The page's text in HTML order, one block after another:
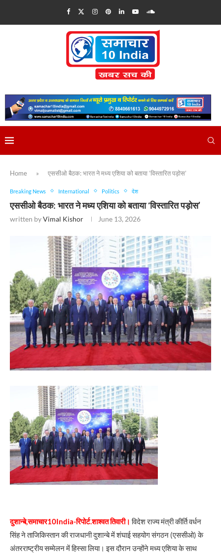
Home » एससीओ बैठक: भारत ने मध्य एशिया को बताया ‘विस्तारित पड़ोस’
Breaking News International Politics देश
एससीओ बैठक: भारत ने मध्य एशिया को बताया ‘विस्तारित पड़ोस’
written byVimal Kishor June 13, 2026
दुशान्बे,समाचार10India-रिपोर्ट.शाश्वत तिवारी। विदेश राज्य मंत्री कीर्ति वर्धन
सिंह ने ताजिकिस्तान की राजधानी दुशान्बे में शंघाई सहयोग संगठन (एससीओ) के
अंतरराष्ट्रीय सम्मेलन में हिस्सा लिया। इस दौरान उन्होंने मध्य एशिया के साथ